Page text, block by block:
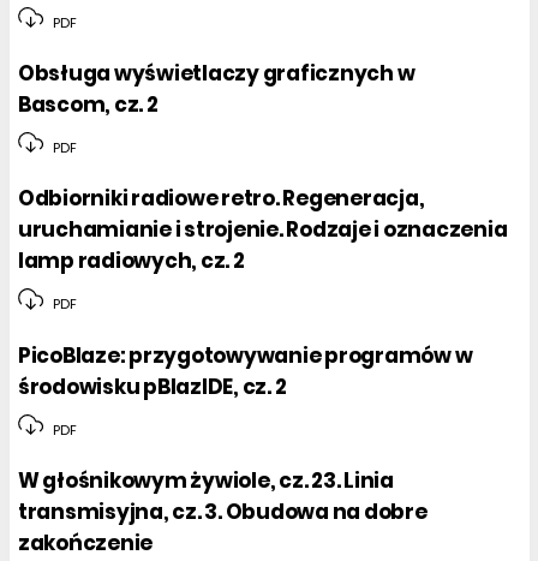
PDF
Obsługa wyświetlaczy graficznych w
Bascom, cz. 2
PDF
Odbiorniki radiowe retro. Regeneracja,
uruchamianie i strojenie. Rodzaje i oznaczenia
lamp radiowych, cz. 2
PDF
PicoBlaze: przygotowywanie programów w
środowisku pBlazIDE, cz. 2
PDF
W głośnikowym żywiole, cz. 23. Linia
transmisyjna, cz. 3. Obudowa na dobre
zakończenie